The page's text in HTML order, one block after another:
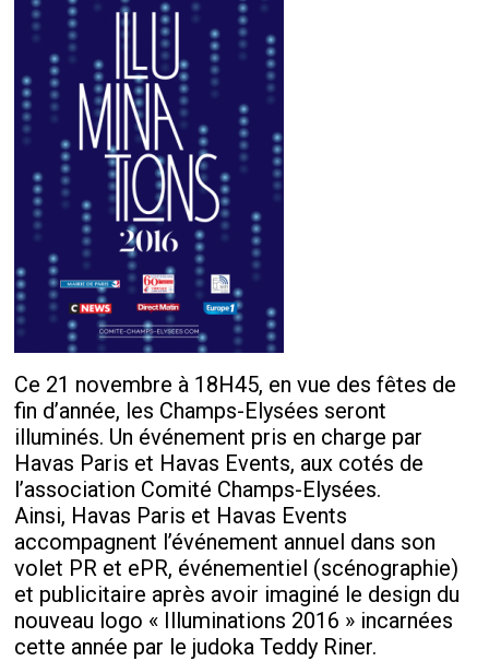
Ce 21 novembre à 18H45, en vue des fêtes de
fin d’année, les Champs-Elysées seront
illuminés. Un événement pris en charge par
Havas Paris et Havas Events, aux cotés de
l’association Comité Champs-Elysées.
Ainsi, Havas Paris et Havas Events
accompagnent l’événement annuel dans son
volet PR et ePR, événementiel (scénographie)
et publicitaire après avoir imaginé le design du
nouveau logo « Illuminations 2016 » incarnées
cette année par le judoka Teddy Riner.